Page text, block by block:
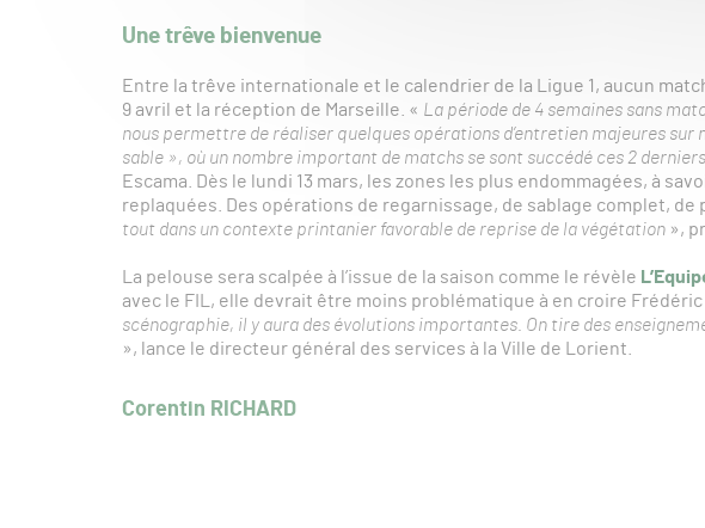
Une trêve bienvenue
Entre la trêve internationale et le calendrier de la Ligue 1, aucun
9 avril et la réception de Marseille. « La période de 4 semaines sans
nous permettre de réaliser quelques opérations d’entretien majeures
sable », où un nombre important de matchs se sont succédé ces 2
Escama. Dès le lundi 13 mars, les zones les plus endommagées, à
replaquées. Des opérations de regarnissage, de sablage complet,
tout dans un contexte printanier favorable de reprise de la végétation »,
La pelouse sera scalpée à l’issue de la saison comme le révèle
avec le FIL, elle devrait être moins problématique à en croire Frédéric
scénographie, il y aura des évolutions importantes. On tire des
», lance le directeur général des services à la Ville de Lorient.
Corentin RICHARD